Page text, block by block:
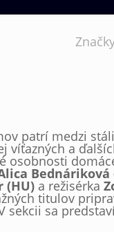
patrí medzi
víťazných a
osobnosti
Bednáriková
(HU) a režisérka
titulov
sekcii sa